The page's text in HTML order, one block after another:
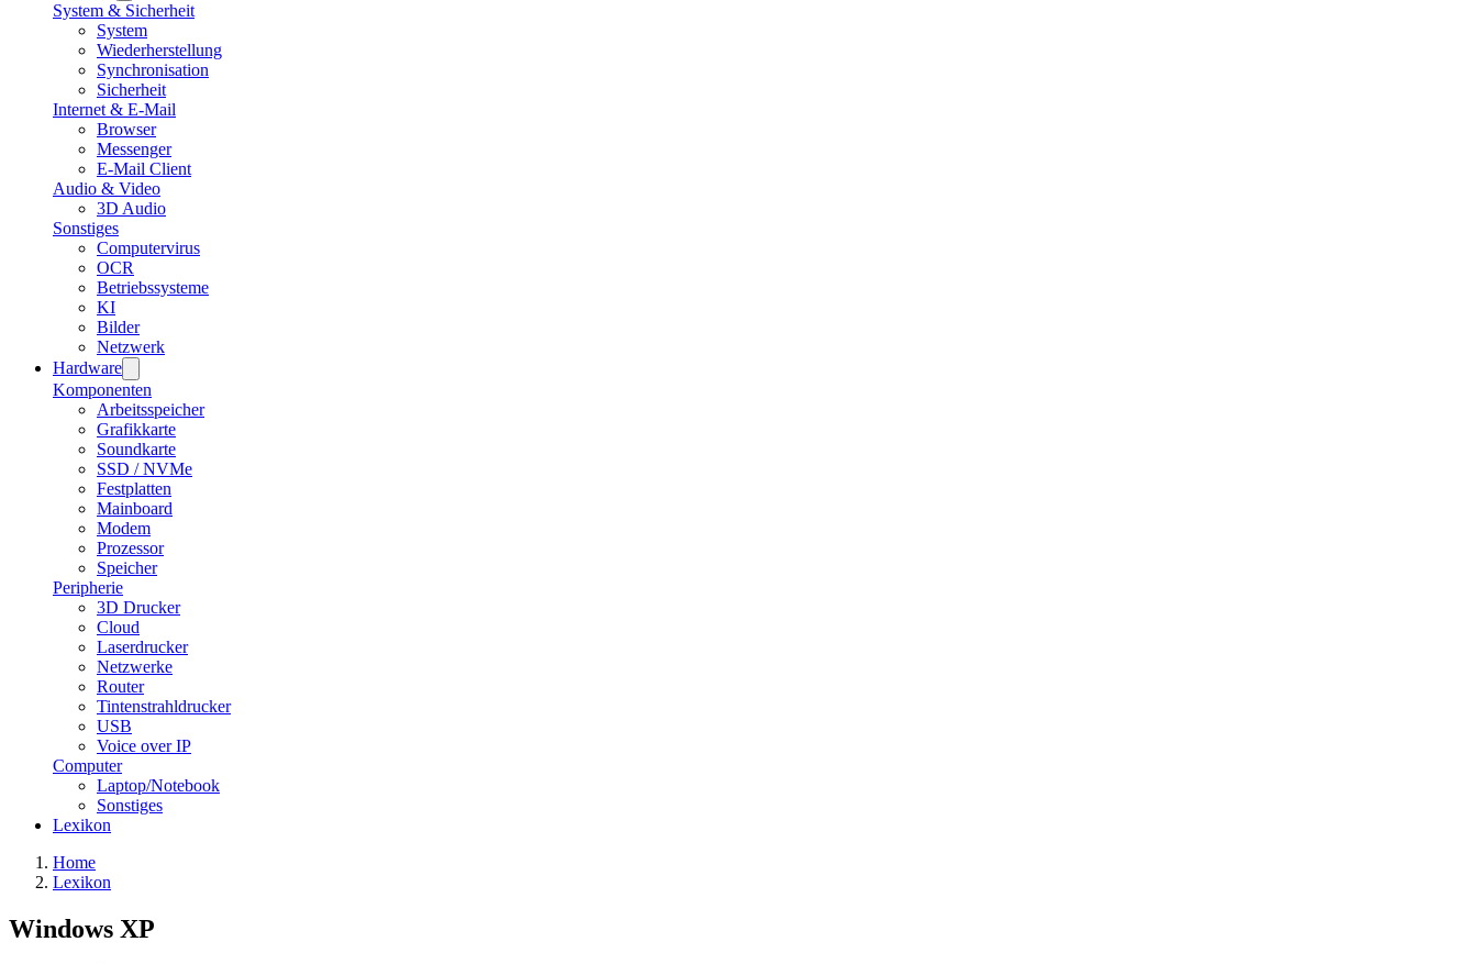
System & Sicherheit
System
Wiederherstellung
Synchronisation
Sicherheit
Internet & E-Mail
Browser
Messenger
E-Mail Client
Audio & Video
3D Audio
Sonstiges
Computervirus
OCR
Betriebssysteme
KI
Bilder
Netzwerk
Hardware
Komponenten
Arbeitsspeicher
Grafikkarte
Soundkarte
SSD / NVMe
Festplatten
Mainboard
Modem
Prozessor
Speicher
Peripherie
3D Drucker
Cloud
Laserdrucker
Netzwerke
Router
Tintenstrahldrucker
USB
Voice over IP
Computer
Laptop/Notebook
Sonstiges
Lexikon
Home
Lexikon
Windows XP